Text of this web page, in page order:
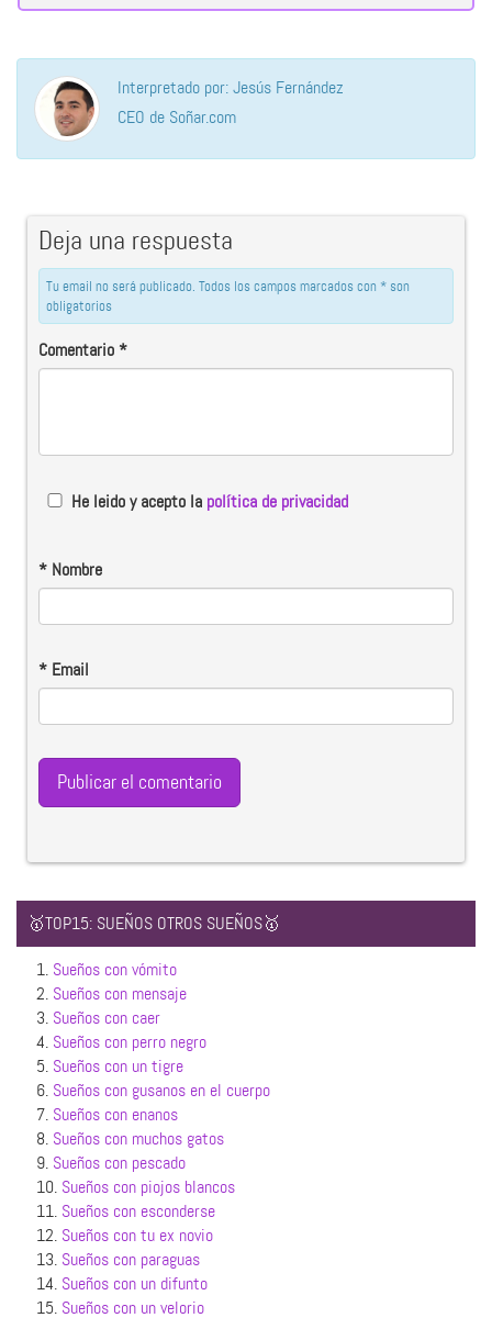
Interpretado por: Jesús Fernández
CEO de Soñar.com
Deja una respuesta
Tu email no será publicado. Todos los campos marcados con * son
obligatorios
Comentario*
He leido y acepto la política de privacidad
* Nombre
* Email
🥇TOP15: SUEÑOS OTROS SUEÑOS🥇
1. Sueños con vómito
2. Sueños con mensaje
3. Sueños con caer
4. Sueños con perro negro
5. Sueños con un tigre
6. Sueños con gusanos en el cuerpo
7. Sueños con enanos
8. Sueños con muchos gatos
9. Sueños con pescado
10. Sueños con piojos blancos
11. Sueños con esconderse
12. Sueños con tu ex novio
13. Sueños con paraguas
14. Sueños con un difunto
15. Sueños con un velorio